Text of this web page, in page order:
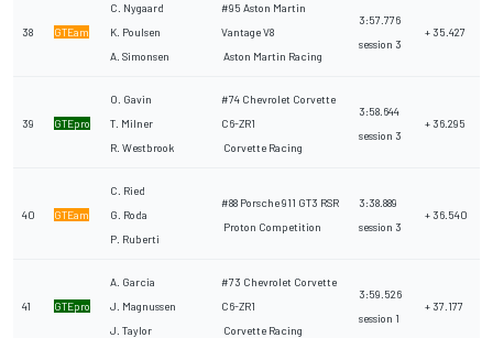
38 GTEam
C. Nygaard
K. Poulsen
A. Simonsen
#95 Aston Martin
Vantage V8
Aston Martin Racing
3:57.776
session 3
+ 35.427
39 GTEpro
O. Gavin
T. Milner
R. Westbrook
#74 Chevrolet Corvette
C6-ZR1
Corvette Racing
3:58.644
session 3
+ 36.295
40 GTEam
C. Ried
G. Roda
P. Ruberti
#88 Porsche 911 GT3 RSR
Proton Competition
3:38.889
session 3
+ 36.540
41 GTEpro
A. Garcia
J. Magnussen
J. Taylor
#73 Chevrolet Corvette
C6-ZR1
Corvette Racing
3:59.526
session 1
+ 37.177